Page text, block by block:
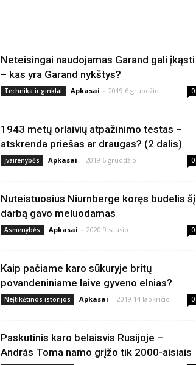
Neteisingai naudojamas Garand gali įkąsti
– kas yra Garand nykštys?
Technika ir ginklai Apkasai - 2019 6 gruodžio 0
1943 metų orlaivių atpažinimo testas –
atskrenda priešas ar draugas? (2 dalis)
Įvairenybės Apkasai - 2019 6 gruodžio 0
Nuteistuosius Niurnberge koręs budelis šį
darbą gavo meluodamas
Asmenybės Apkasai - 2020 9 sausio 0
Kaip pačiame karo sūkuryje britų
povandeniniame laive gyveno elnias?
Neįtikėtinos istorijos Apkasai - 2019 14 lapkričio 0
Paskutinis karo belaisvis Rusijoje –
András Toma namo grįžo tik 2000-aisiais